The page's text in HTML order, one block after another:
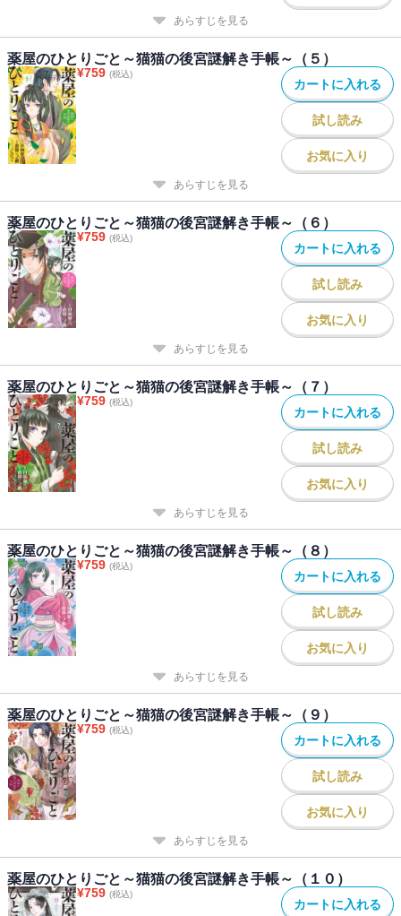
あらすじを見る
薬屋のひとりごと～猫猫の後宮謎解き手帳～（５）
¥759 (税込)
カートに入れる
試し読み
お気に入り
あらすじを見る
薬屋のひとりごと～猫猫の後宮謎解き手帳～（６）
¥759 (税込)
カートに入れる
試し読み
お気に入り
あらすじを見る
薬屋のひとりごと～猫猫の後宮謎解き手帳～（７）
¥759 (税込)
カートに入れる
試し読み
お気に入り
あらすじを見る
薬屋のひとりごと～猫猫の後宮謎解き手帳～（８）
¥759 (税込)
カートに入れる
試し読み
お気に入り
あらすじを見る
薬屋のひとりごと～猫猫の後宮謎解き手帳～（９）
¥759 (税込)
カートに入れる
試し読み
お気に入り
あらすじを見る
薬屋のひとりごと～猫猫の後宮謎解き手帳～（１０）
¥759 (税込)
カートに入れる